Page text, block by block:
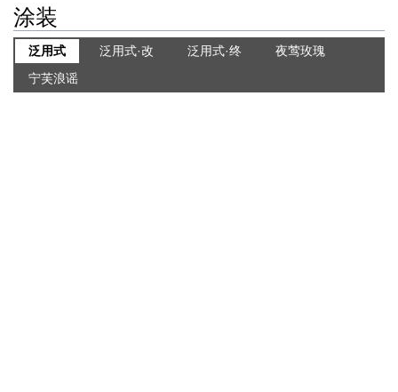
涂装
泛用式 泛用式·改 泛用式·终
夜莺玫瑰
宁芙浪谣